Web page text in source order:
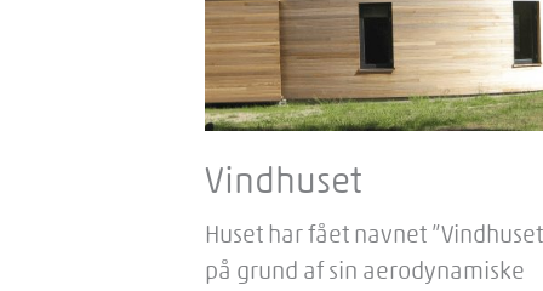
Vindhuset
Huset har fået navnet
på grund af sin aerodynamiske